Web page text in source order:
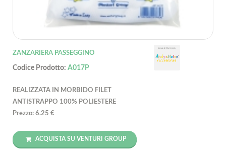
ZANZARIERA PASSEGGINO
Codice Prodotto: A017P
REALIZZATA IN MORBIDO FILET
ANTISTRAPPO 100% POLIESTERE
Prezzo: 6.25 €
ACQUISTA SU VENTURI GROUP